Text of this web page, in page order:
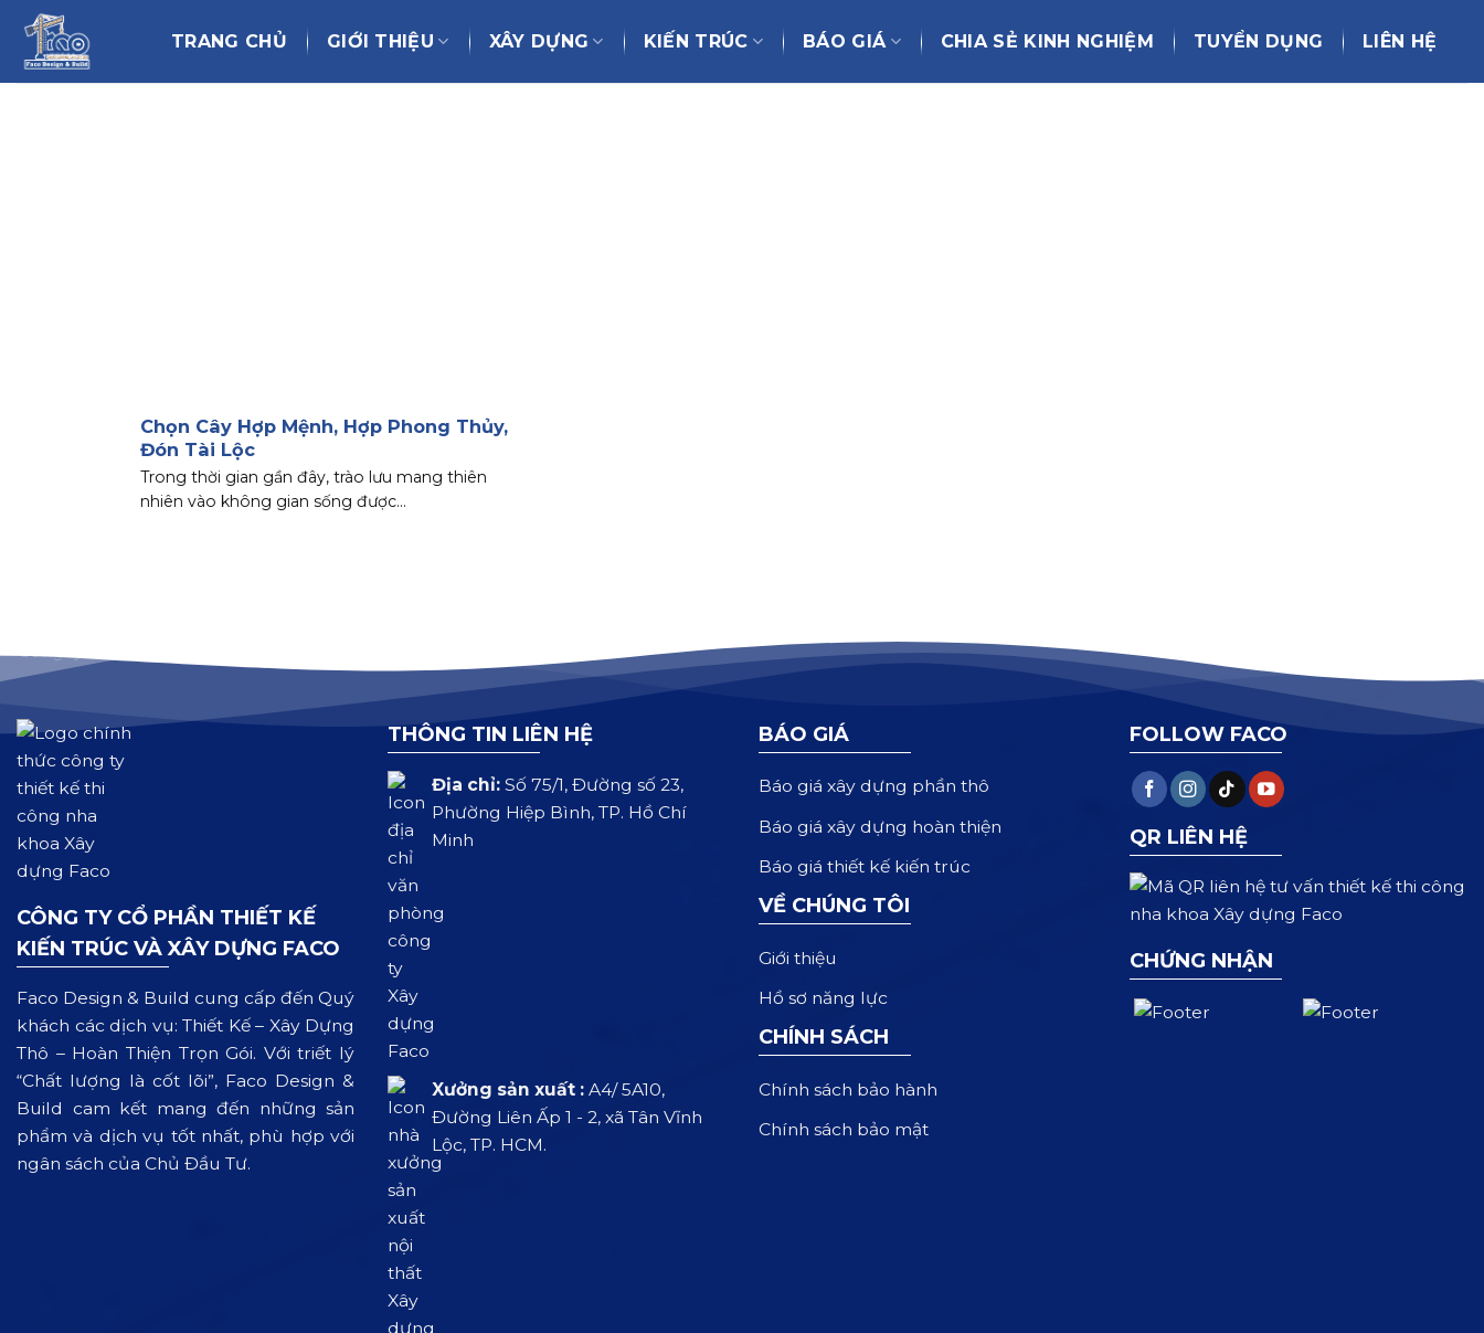
Chuyển
đến
nội
TRANG CHỦ GIỚI THIỆU XÂY DỰNG KIẾN TRÚC BÁO GIÁ CHIA SẺ KINH NGHIỆM TUYỂN DỤNG LIÊN HỆ
Chọn Cây Hợp Mệnh, Hợp Phong Thủy,
Đón Tài Lộc
Trong thời gian gần đây, trào lưu mang thiên
nhiên vào không gian sống được...
CÔNG TY CỔ PHẦN THIẾT KẾ
KIẾN TRÚC VÀ XÂY DỰNG FACO
Faco Design & Build cung cấp đến Quý
khách các dịch vụ: Thiết Kế – Xây Dựng
Thô – Hoàn Thiện Trọn Gói. Với triết lý
“Chất lượng là cốt lõi”, Faco Design &
Build cam kết mang đến những sản
phẩm và dịch vụ tốt nhất, phù hợp với
ngân sách của Chủ Đầu Tư.
THÔNG TIN LIÊN HỆ
Địa chỉ:Số 75/1, Đường số 23,
Phường Hiệp Bình, TP. Hồ Chí
Minh
Xưởng sản xuất :A4/ 5A10,
Đường Liên Ấp 1 - 2, xã Tân Vĩnh
Lộc, TP. HCM.
BÁO GIÁ
Báo giá xây dựng phần thô
Báo giá xây dựng hoàn thiện
Báo giá thiết kế kiến trúc
VỀ CHÚNG TÔI
Giới thiệu
Hồ sơ năng lực
CHÍNH SÁCH
Chính sách bảo hành
Chính sách bảo mật
FOLLOW FACO
QR LIÊN HỆ
CHỨNG NHẬN